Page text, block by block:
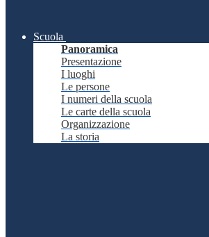
Scuola
Panoramica
Presentazione
I luoghi
Le persone
I numeri della scuola
Le carte della scuola
Organizzazione
La storia